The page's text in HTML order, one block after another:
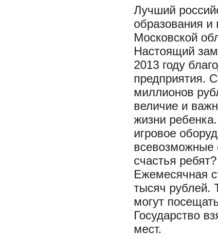
Лучший
образования
Московской
Настоящий
2013 году
предприятия.
миллионов
величие и
жизни
игровое
всевозможные
счастья
Ежемесячная
тысяч рублей.
могут
Государство
мест.